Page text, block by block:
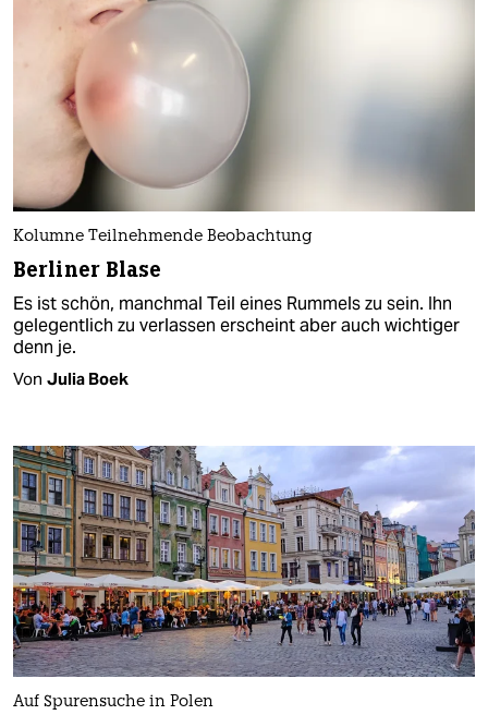
Kolumne Teilnehmende Beobachtung
Berliner Blase
Es ist schön, manchmal Teil eines Rummels zu sein. Ihn
gelegentlich zu verlassen erscheint aber auch wichtiger
denn je.
Von Julia Boek
Auf Spurensuche in Polen